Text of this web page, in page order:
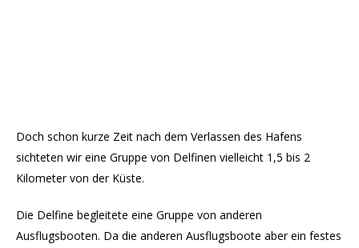
Doch schon kurze Zeit nach dem Verlassen des Hafens
sichteten wir eine Gruppe von Delfinen vielleicht 1,5 bis 2
Kilometer von der Küste.
Die Delfine begleitete eine Gruppe von anderen
Ausflugsbooten. Da die anderen Ausflugsboote aber ein festes